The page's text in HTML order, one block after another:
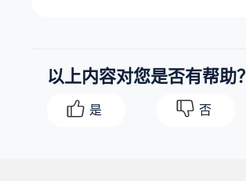
以上内容对您是否有帮助？
是 否